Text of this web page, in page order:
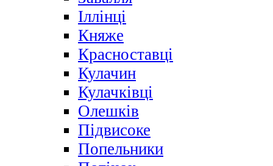
Іллінці
Княже
Красноставці
Кулачин
Кулачківці
Олешків
Підвисоке
Попельники